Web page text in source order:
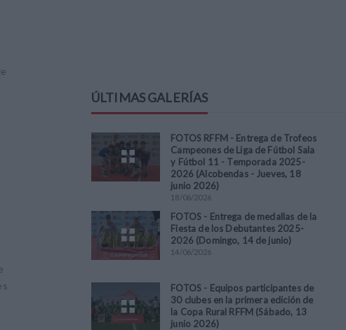
ÚLTIMAS GALERÍAS
FOTOS RFFM - Entrega de Trofeos
Campeones de Liga de Fútbol Sala
y Fútbol 11 - Temporada 2025-
2026 (Alcobendas - Jueves, 18
junio 2026)
18/06/2026
FOTOS - Entrega de medallas de la
Fiesta de los Debutantes 2025-
2026 (Domingo, 14 de junio)
14/06/2026
FOTOS - Equipos participantes de
30 clubes en la primera edición de
la Copa Rural RFFM (Sábado, 13
junio 2026)